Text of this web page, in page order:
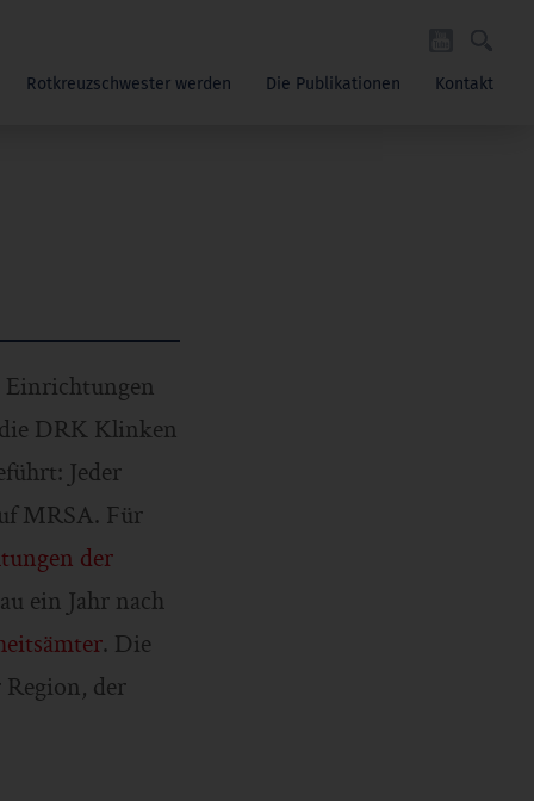
Rotkreuzschwester werden Die Publikationen Kontakt
Einrichtungen
DRK Klinken
Jeder
MRSA. Für
der
ein Jahr nach
. Die
der